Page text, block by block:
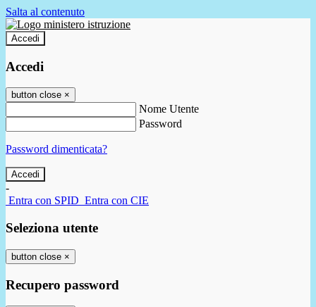
Salta al contenuto
Accedi
Accedi
button close ×
Nome Utente
Password
Password dimenticata?
-
Entra con SPID Entra con CIE
Seleziona utente
button close ×
Recupero password